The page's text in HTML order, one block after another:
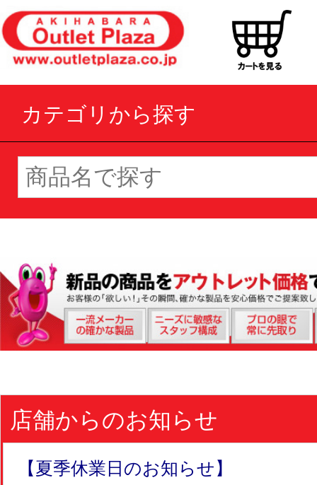
カテゴリから探す
店舗からのお知らせ
【夏季休業日のお知らせ】